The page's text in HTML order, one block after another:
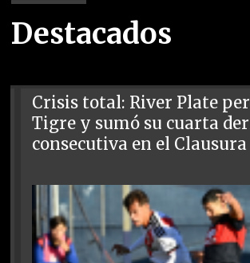
Destacados
Crisis total: River Plate
Tigre y sumó su cuarta
consecutiva en el Clausura